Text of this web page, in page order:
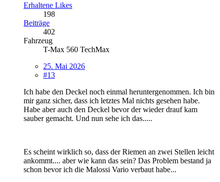
Erhaltene Likes
198
Beiträge
402
Fahrzeug
T-Max 560 TechMax
25. Mai 2026
#13
Ich habe den Deckel noch einmal heruntergenommen. Ich bin
mir ganz sicher, dass ich letztes Mal nichts gesehen habe.
Habe aber auch den Deckel bevor der wieder drauf kam
sauber gemacht. Und nun sehe ich das.....
Es scheint wirklich so, dass der Riemen an zwei Stellen leicht
ankommt.... aber wie kann das sein? Das Problem bestand ja
schon bevor ich die Malossi Vario verbaut habe...